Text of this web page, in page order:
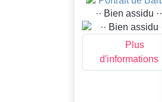
·· Bien assidu ··
Plus
d'informations